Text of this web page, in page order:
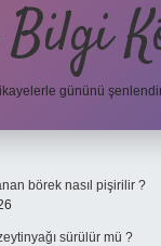
gününü
börek nasıl pişirilir ?
sürülür mü ?
siteleri